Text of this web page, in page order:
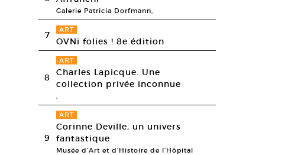
Galerie Patricia Dorfmann,
7 ART
OVNi folies ! 8e édition
8
ART
Charles Lapicque. Une
collection privée inconnue
,
9
ART
Corinne Deville, un univers
fantastique
Musée d’Art et d’Histoire de l’Hôpital